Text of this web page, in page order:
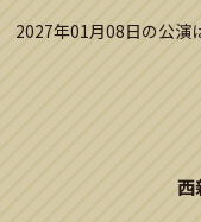
2027年01月08日の公演
西